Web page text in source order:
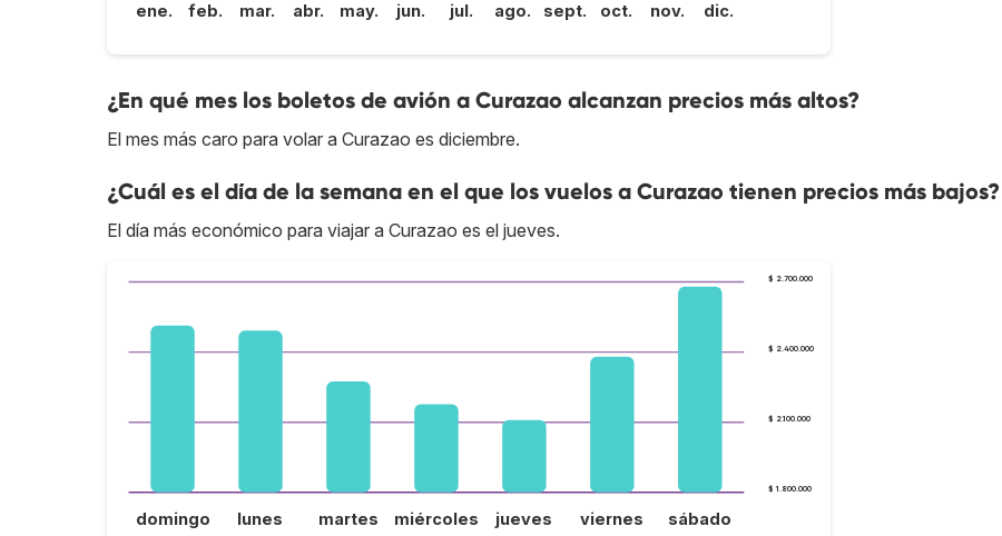
ene. feb. mar. abr. may. jun. jul. ago. sept. oct. nov. dic.
¿En qué mes los boletos de avión a Curazao alcanzan precios más altos?
El mes más caro para volar a Curazao es diciembre.
¿Cuál es el día de la semana en el que los vuelos a Curazao tienen precios más bajos?
El día más económico para viajar a Curazao es el jueves.
$ 1.800.000
$ 2.100.000
$ 2.400.000
$ 2.700.000
domingo lunes martes miércoles jueves viernes sábado